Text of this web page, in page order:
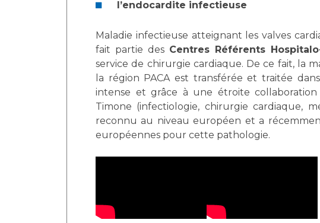
l’endocardite infectieuse
Maladie infectieuse atteignant les valves
fait partie des Centres Référents
service de chirurgie cardiaque. De ce fait, la
la région PACA est transférée et traitée
intense et grâce à une étroite
Timone (infectiologie, chirurgie cardiaque,
reconnu au niveau européen et a
européennes pour cette pathologie.